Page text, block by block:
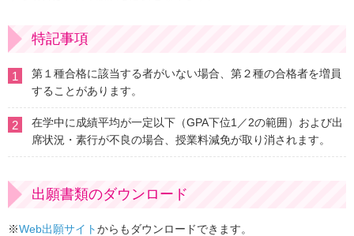
特記事項
1
第１種合格に該当する者がいない場合、第２種の合格者を増員
することがあります。
2
在学中に成績平均が一定以下（GPA下位1／2の範囲）および出
席状況・素行が不良の場合、授業料減免が取り消されます。
出願書類のダウンロード
※Web出願サイトからもダウンロードできます。